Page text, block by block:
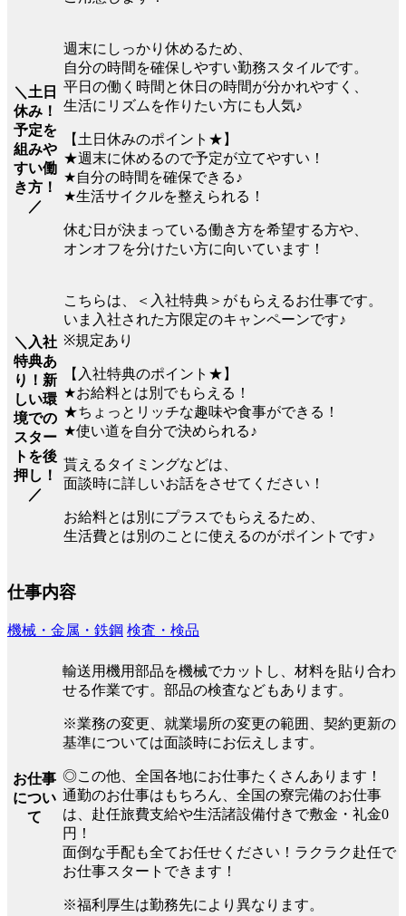
＼土日
休み！
予定を
組みや
すい働
き方！
／
週末にしっかり休めるため、
自分の時間を確保しやすい勤務スタイルです。
平日の働く時間と休日の時間が分かれやすく、
生活にリズムを作りたい方にも人気♪
【土日休みのポイント★】
★週末に休めるので予定が立てやすい！
★自分の時間を確保できる♪
★生活サイクルを整えられる！
休む日が決まっている働き方を希望する方や、
オンオフを分けたい方に向いています！
＼入社
特典あ
り！新
しい環
境での
スター
トを後
押し！
／
こちらは、＜入社特典＞がもらえるお仕事です。
いま入社された方限定のキャンペーンです♪
※規定あり
【入社特典のポイント★】
★お給料とは別でもらえる！
★ちょっとリッチな趣味や食事ができる！
★使い道を自分で決められる♪
貰えるタイミングなどは、
面談時に詳しいお話をさせてください！
お給料とは別にプラスでもらえるため、
生活費とは別のことに使えるのがポイントです♪
仕事内容
機械・金属・鉄鋼 検査・検品
お仕事
につい
て
輸送用機用部品を機械でカットし、材料を貼り合わ
せる作業です。部品の検査などもあります。
※業務の変更、就業場所の変更の範囲、契約更新の
基準については面談時にお伝えします。
◎この他、全国各地にお仕事たくさんあります！
通勤のお仕事はもちろん、全国の寮完備のお仕事
は、赴任旅費支給や生活諸設備付きで敷金・礼金0
円！
面倒な手配も全てお任せください！ラクラク赴任で
お仕事スタートできます！
※福利厚生は勤務先により異なります。